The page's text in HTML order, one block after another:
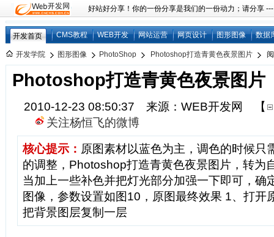
好站好分享！你的一份分享是我们的一份动力；请分享
开发首页 CMS教程 WEB开发 网站运营 网页设计 图形图像 数据
开发学院 图形图像 PhotoShop Photoshop打造青黄色夜景图片
Photoshop打造青黄色夜景图片
2010-12-23 08:50:37 来源：WEB开发网
【
关注杨恒飞的微博
核心提示： 原图素材以蓝色为主，调色的时候只
的调整，Photoshop打造青黄色夜景图片，转为
当加上一些补色并把灯光部分加强一下即可，确
图像，参数设置如图10，原图最终效果 1、打开
把背景图层复制一层